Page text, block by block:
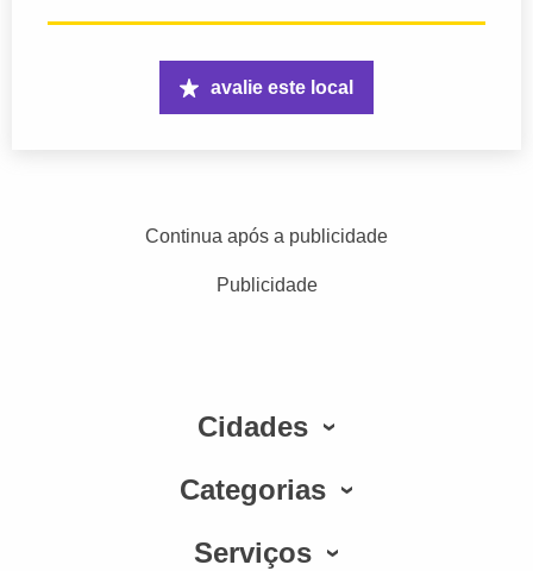
avalie este local
Continua após a publicidade
Publicidade
Cidades
Categorias
Serviços